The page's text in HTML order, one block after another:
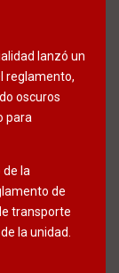
lanzó un
reglamento,
oscuros
para
la
de
transporte
la unidad.